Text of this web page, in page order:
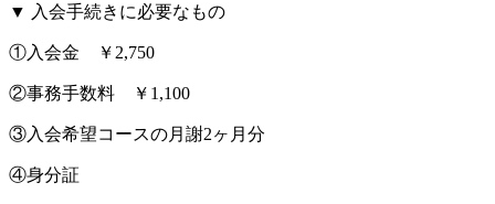
▼ 入会手続きに必要なもの
①入会金 ￥2,750
②事務手数料 ￥1,100
③入会希望コースの月謝2ヶ月分
④身分証